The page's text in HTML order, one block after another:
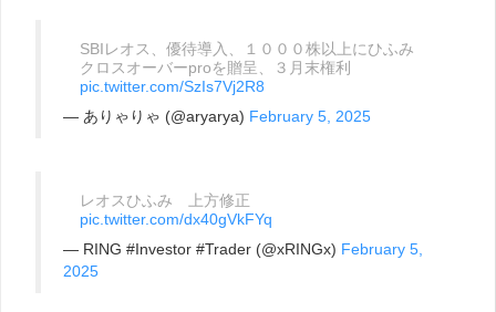
SBIレオス、優待導入、１０００株以上にひふみ
クロスオーバーproを贈呈、３月末権利
pic.twitter.com/SzIs7Vj2R8
— ありゃりゃ (@aryarya) February 5, 2025
レオスひふみ 上方修正
pic.twitter.com/dx40gVkFYq
— RING #Investor #Trader (@xRINGx) February 5,
2025